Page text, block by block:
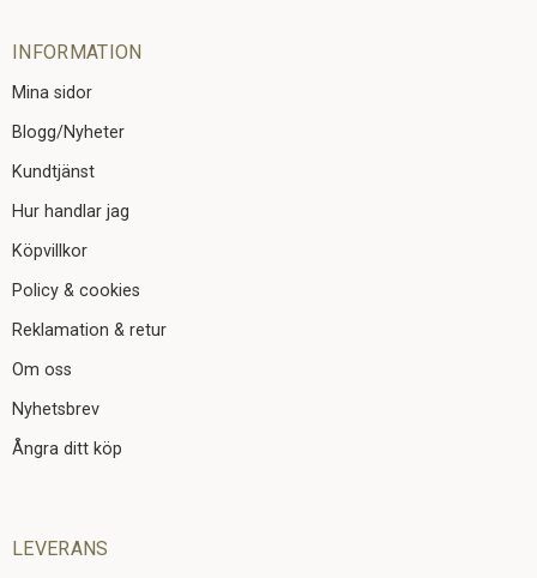
INFORMATION
Mina sidor
Blogg/Nyheter
Kundtjänst
Hur handlar jag
Köpvillkor
Policy & cookies
Reklamation & retur
Om oss
Nyhetsbrev
Ångra ditt köp
LEVERANS